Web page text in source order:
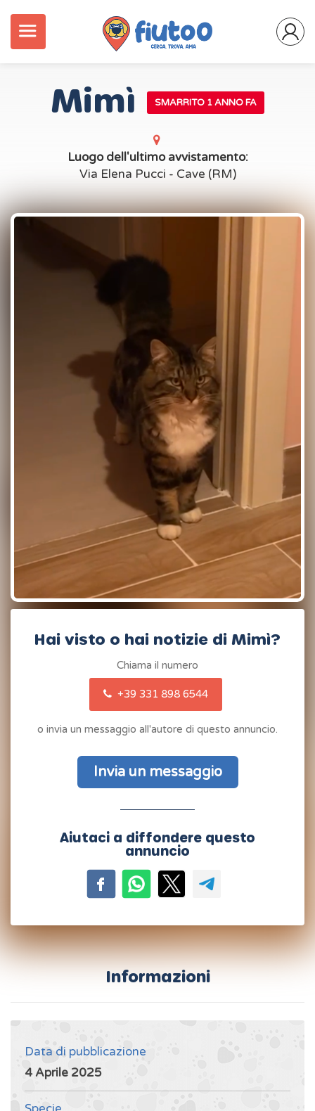
Mimì SMARRITO 1 ANNO FA
Luogo dell'ultimo avvistamento:
Via Elena Pucci - Cave (RM)
Hai visto o hai notizie di Mimì?
Chiama il numero
+39 331 898 6544
o invia un messaggio all'autore di questo annuncio.
Invia un messaggio
Aiutaci a diffondere questo
annuncio
Informazioni
Data di pubblicazione
4 Aprile 2025